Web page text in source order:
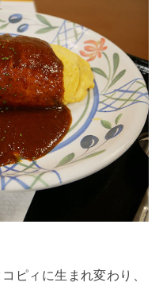
ピィに生まれ変わり、